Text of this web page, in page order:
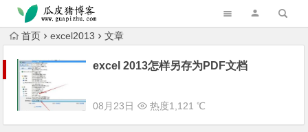
跳转到主内容
首页 excel2013 文章
excel 2013怎样另存为PDF文档
08月23日 热度1,121 ℃